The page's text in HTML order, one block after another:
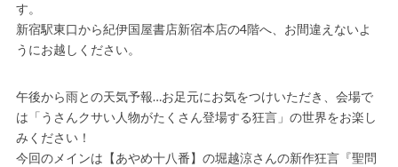
す。
新宿駅東口から紀伊国屋書店新宿本店の4階へ、お間違えないよ
うにお越しください。
午後から雨との天気予報…お足元にお気をつけいただき、会場で
は「うさんクサい人物がたくさん登場する狂言」の世界をお楽し
みください！
今回のメインは【あやめ十八番】の堀越涼さんの新作狂言『聖問